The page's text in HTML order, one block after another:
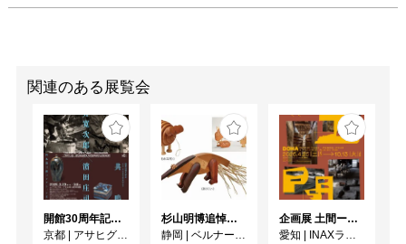
関連のある展覧会
開館30周年記念 山本爲三郎・河井寬次郎没後60年記念 「共鳴 河井寬次郎 × 濱田庄司 ー山本爲三郎コレクションより」
京都 | アサヒグループ大山崎山荘美術館
杉山明博追悼展 木とわたし―木工の妙技と美術教育
静岡 | ベルナール・ビュフェ美術館
企画展 土間ーつくって、つかって、再発見ー
愛知 | INAXライブミュージアム